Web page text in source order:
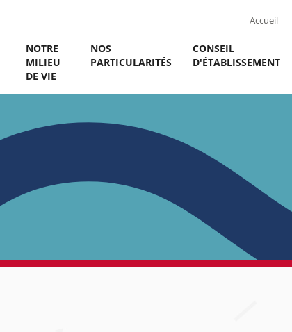
Accueil
NOTRE
MILIEU
DE VIE
NOS
PARTICULARITÉS
CONSEIL
D'ÉTABLISSEMENT